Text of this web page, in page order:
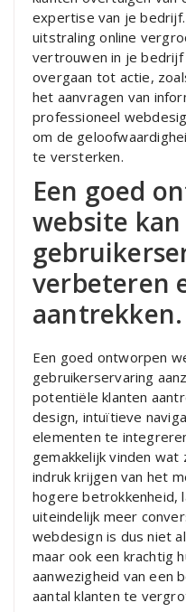
expertise van je
uitstraling online
vertrouwen in je bedrijf
overgaan tot actie,
het aanvragen van
professioneel
om de
te versterken.
Een goed
website kan
verbeteren
aantrekken.
Een goed ontworpen
gebruikerservaring
potentiële klanten
design, intuïtieve
elementen te
gemakkelijk vinden
indruk krijgen van het
hogere betrokkenheid,
uiteindelijk meer
webdesign is dus niet
maar ook een krachtig
aanwezigheid van een
aantal klanten te